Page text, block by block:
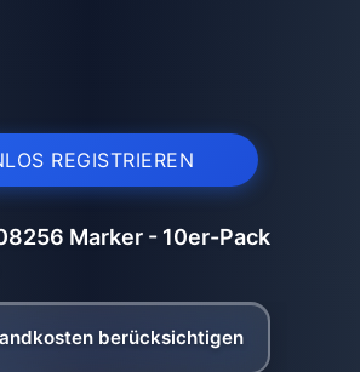
REGISTRIEREN
Marker - 10er-Pack
berücksichtigen